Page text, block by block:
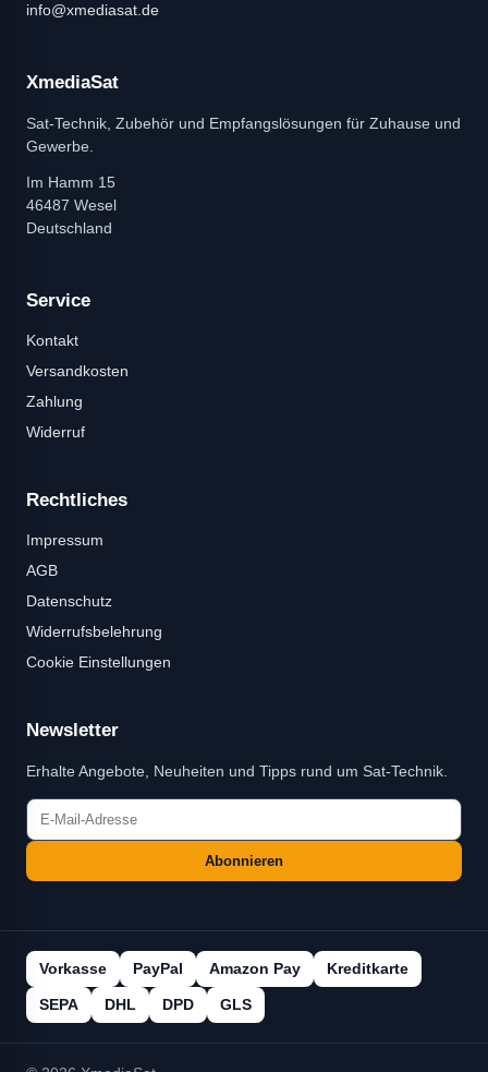
info@xmediasat.de
XmediaSat
Sat-Technik, Zubehör und Empfangslösungen für Zuhause und
Gewerbe.
Im Hamm 15
46487 Wesel
Deutschland
Service
Kontakt
Versandkosten
Zahlung
Widerruf
Rechtliches
Impressum
AGB
Datenschutz
Widerrufsbelehrung
Cookie Einstellungen
Newsletter
Erhalte Angebote, Neuheiten und Tipps rund um Sat-Technik.
Abonnieren
Vorkasse PayPal Amazon Pay Kreditkarte
SEPA DHL DPD GLS